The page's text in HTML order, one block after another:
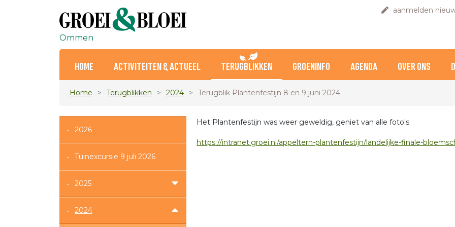
aanmelden
Ommen
HOME ACTIVITEITEN & ACTUEEL TERUGBLIKKEN GROENINFO AGENDA OVER ONS
Home Terugblikken 2024 Terugblik Plantenfestijn 8 en 9 juni 2024
2026
Tuinexcursie 9 juli 2026
2025
2024
Het Plantenfestijn was weer geweldig, geniet van alle foto's
https://intranet.groei.nl/appeltern-plantenfestijn/landelijke-finale-